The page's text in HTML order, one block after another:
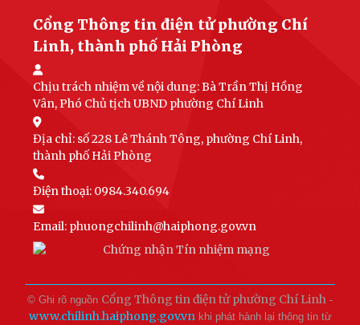
Cổng Thông tin điện tử phường Chí
Linh, thành phố Hải Phòng
Chịu trách nhiệm về nội dung:Bà Trần Thị Hồng
Vân, Phó Chủ tịch UBND phường Chí Linh
Địa chỉ: số 228 Lê Thánh Tông, phường Chí Linh,
thành phố Hải Phòng
Điện thoại: 0984.340.694
Email: phuongchilinh@haiphong.gov.vn
© Ghi rõ nguồn Cổng Thông tin điện tử phường Chí Linh -
www.chilinh.haiphong.gov.vnkhi phát hành lại thông tin từ